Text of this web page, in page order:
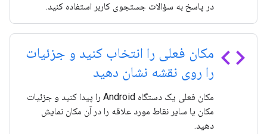
در پاسخ به سؤالات جستجوی کاربر استفاده کنید.
code مکان فعلی را انتخاب کنید و جزئیات
را روی نقشه نشان دهید
مکان فعلی یک دستگاه Android را پیدا کنید و جزئیات
مکان یا سایر نقاط مورد علاقه را در آن مکان نمایش
دهید.